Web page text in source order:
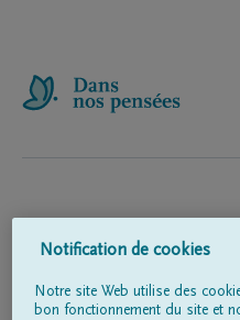
Notification de cookies
Notre site Web utilise des
bon fonctionnement du site et